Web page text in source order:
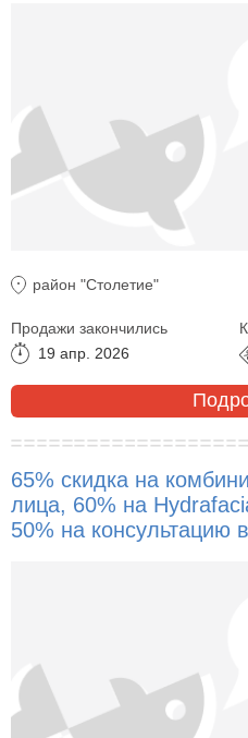
район "Столетие"
Продажи закончились
19 апр. 2026
65% скидка на
лица, 60% на
50% на консультацию